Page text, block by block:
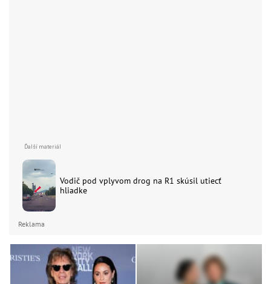
Vodič pod vplyvom drog na R1 skúsil utiecť
hliadke
Reklama